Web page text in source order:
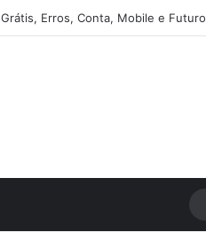
Erros, Conta, Mobile e Futuro